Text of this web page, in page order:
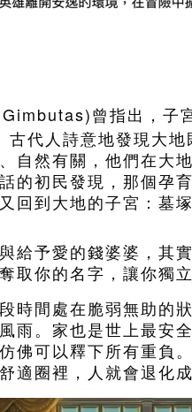
曾指出，子
古代人詩意地發現大地
自然有關，他們在大
的初民發現，那個孕
回到大地的子宮：墓塚
給予愛的錢婆婆，其
取你的名字，讓你獨
時間處在脆弱無助的
雨。家也是世上最安
佛可以釋下所有重負
適圈裡，人就會退化